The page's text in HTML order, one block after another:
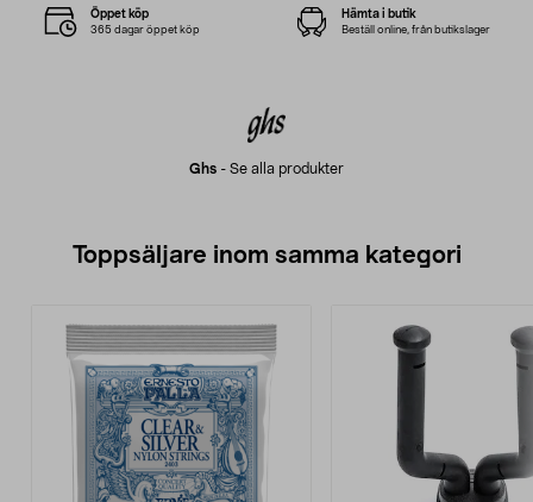
Ghs - Se alla produkter
Öppet köp
365 dagar öppet köp
Hämta i butik
Beställ online, från butikslager
Toppsäljare inom samma kategori